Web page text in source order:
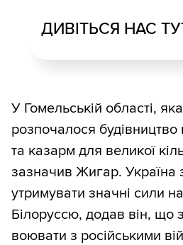
ДИВІТЬСЯ НАС
У Гомельській області,
розпочалося будівництво
та казарм для великої
зазначив Жигар. Україна
утримувати значні сили
Білоруссю, додав він, що
воювати з російськими